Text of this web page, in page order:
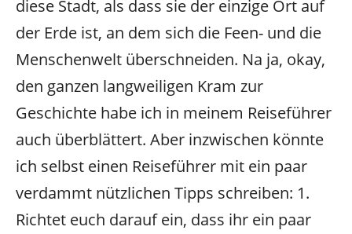
diese Stadt, als dass sie der einzige Ort auf
der Erde ist, an dem sich die Feen- und die
Menschenwelt überschneiden. Na ja, okay,
den ganzen langweiligen Kram zur
Geschichte habe ich in meinem Reiseführer
auch überblättert. Aber inzwischen könnte
ich selbst einen Reiseführer mit ein paar
verdammt nützlichen Tipps schreiben: 1.
Richtet euch darauf ein, dass ihr ein paar